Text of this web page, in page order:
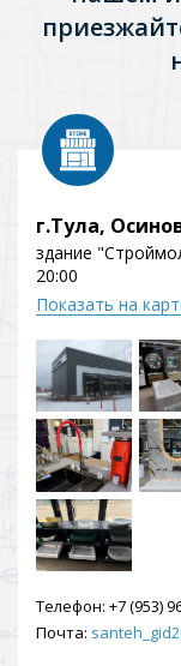
г.Тула,
здание
20:00
Показать на
Телефон: +7 (953)
Почта: